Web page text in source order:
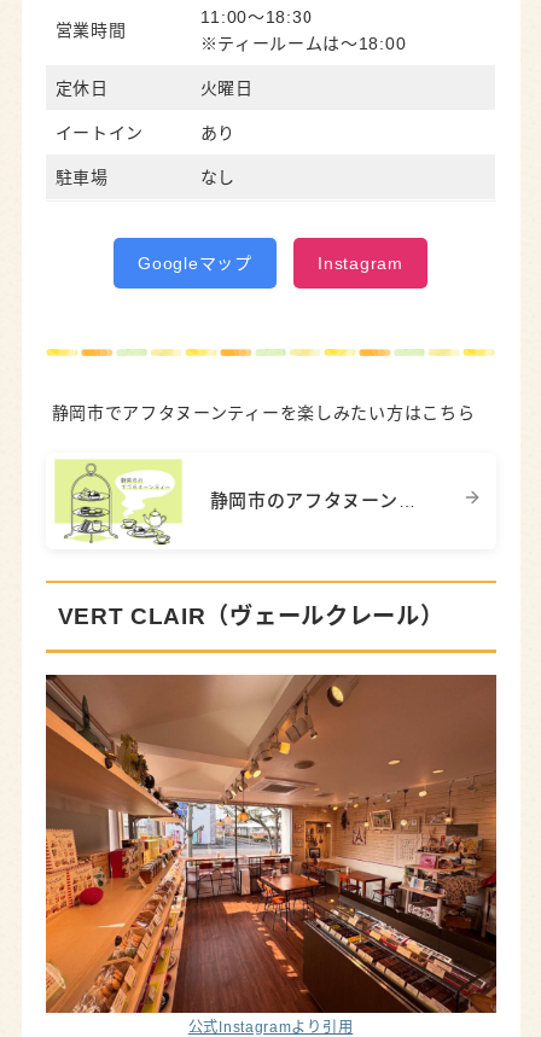
営業時間
11:00～18:30
※ティールームは～18:00
定休日 火曜日
イートイン あり
駐車場 なし
Googleマップ Instagram
静岡市でアフタヌーンティーを楽しみたい方はこちら
VERT CLAIR（ヴェールクレール）
公式Instagramより引用